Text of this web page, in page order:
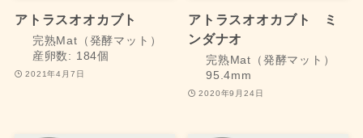
アトラスオオカブト
完熟Mat（発酵マット）
産卵数: 184個
2021年4月7日
アトラスオオカブト ミ
ンダナオ
完熟Mat（発酵マット）
95.4mm
2020年9月24日